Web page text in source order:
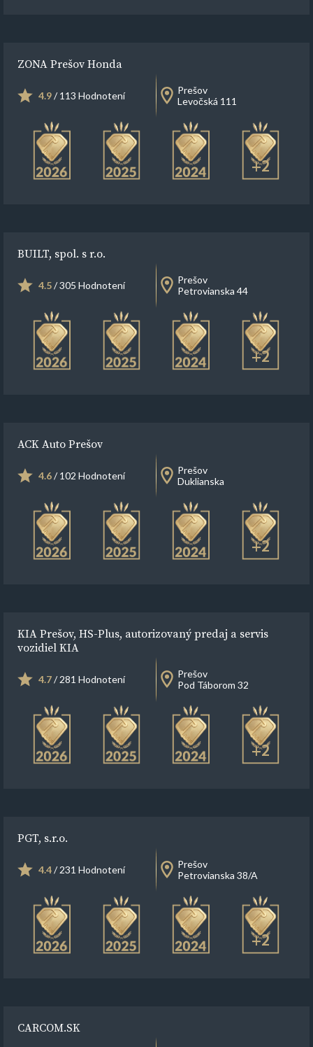
ZONA Prešov Honda
4.9/ 113 Hodnotení
Prešov
Levočská 111
+2
BUILT, spol. s r.o.
4.5/ 305 Hodnotení
Prešov
Petrovianska 44
+2
ACK Auto Prešov
4.6/ 102 Hodnotení
Prešov
Duklianska
+2
KIA Prešov, HS-Plus, autorizovaný predaj a servis
vozidiel KIA
4.7/ 281 Hodnotení
Prešov
Pod Táborom 32
+2
PGT, s.r.o.
4.4/ 231 Hodnotení
Prešov
Petrovianska 38/A
+2
CARCOM.SK